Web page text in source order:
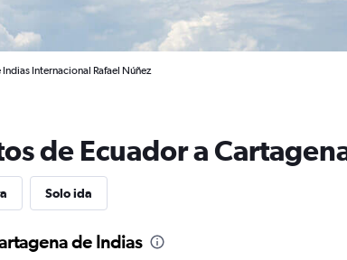
Internacional Rafael Núñez
de Ecuador a
Solo ida
de Indias